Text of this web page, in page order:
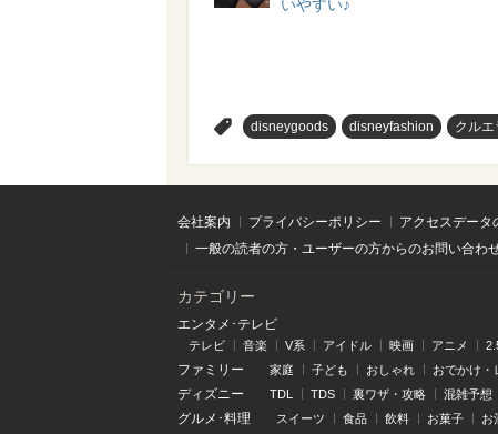
いやすい♪
disneygoods disneyfashion クルエ
会社案内 プライバシーポリシー アクセスデータ
一般の読者の方・ユーザーの方からのお問い合わ
カテゴリー
エンタメ･テレビ
テレビ 音楽 V系 アイドル 映画 アニメ
ファミリー 家庭 子ども おしゃれ おでかけ・
ディズニー TDL TDS 裏ワザ・攻略 混雑予想
グルメ･料理 スイーツ 食品 飲料 お菓子 お